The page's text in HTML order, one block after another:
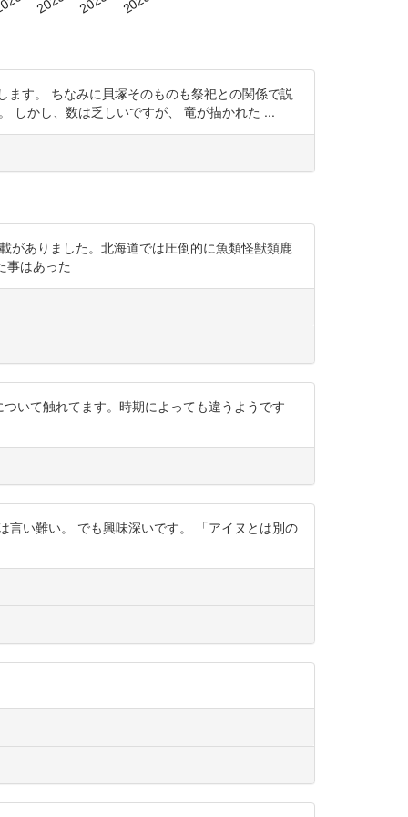
す。 ちなみに貝塚そのものも祭祀との関係で説
しかし、数は乏しいですが、 竜が描かれた ...
がありました。北海道では圧倒的に魚類怪獣類鹿
事はあった
いて触れてます。時期によっても違うようです
い難い。 でも興味深いです。 「アイヌとは別の